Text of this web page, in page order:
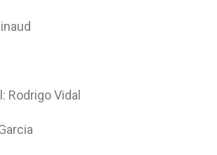
Rodrigo Vidal